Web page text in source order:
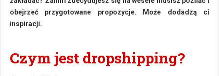
obejrzeć przygotowane propozycje. Może dodadzą ci
inspiracji.
Czym jest dropshipping?